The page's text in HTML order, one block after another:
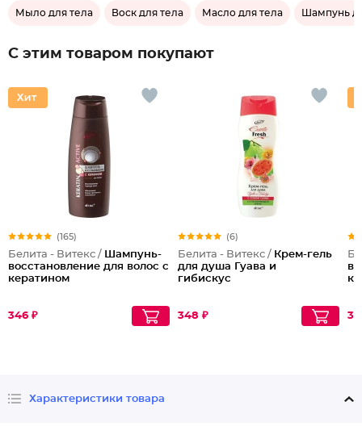
Мыло для тела Воск для тела Масло для тела Шампунь
С этим товаром покупают
(165)
Белита - Витекс / Шампунь-
восстановление для волос с
кератином
346 ₽
(6)
Белита - Витекс / Крем-гель
для душа Гуава и
гибискус
348 ₽
Характеристики товара